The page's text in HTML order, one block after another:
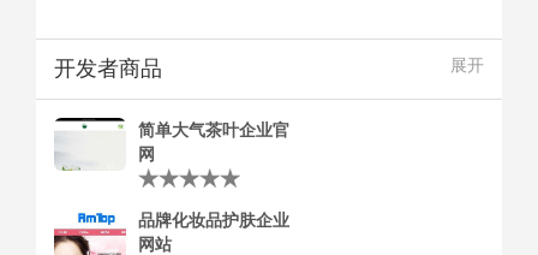
开发者商品 展开
简单大气茶叶企业官
网
品牌化妆品护肤企业
网站